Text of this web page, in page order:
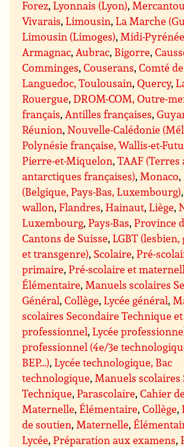
Forez,Lyonnais (Lyon),
Vivarais,Limousin,La Marche
Limousin (Limoges), Midi-
Armagnac, Aubrac, Bigorre,
Comminges,Couserans,Comté
Languedoc, Toulousain,Quercy,
Rouergue,DROM-COM, Outre-
français, Antilles françaises,
Réunion,Nouvelle-Calédonie
Polynésie française, Wallis-et-
Pierre-et-Miquelon,TAAF (Terres
antarctiques françaises), Monaco,
(Belgique, Pays-Bas, Luxembourg),
wallon,Flandres,Hainaut,Liège,
Luxembourg,Pays-Bas,Province
Cantons de Suisse,LGBT (lesbien,
et transgenre), Scolaire,Pré-
primaire,Pré-scolaire et
Élémentaire, Manuels scolaires
Général,Collège,Lycée général,
scolaires Secondaire Technique et
professionnel,Lycée
professionnel (4e/3e
BEP…),Lycée technologique, Bac
technologique, Manuels
Technique,Parascolaire,Cahier
Maternelle,Élémentaire,Collège,
de soutien, Maternelle,
Lycée,Préparation aux examens,